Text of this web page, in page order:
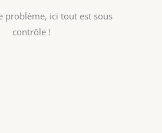
problème, ici tout est sous
contrôle !